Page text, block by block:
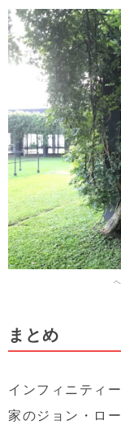
まとめ
インフィニティ
家のジョン・ロ